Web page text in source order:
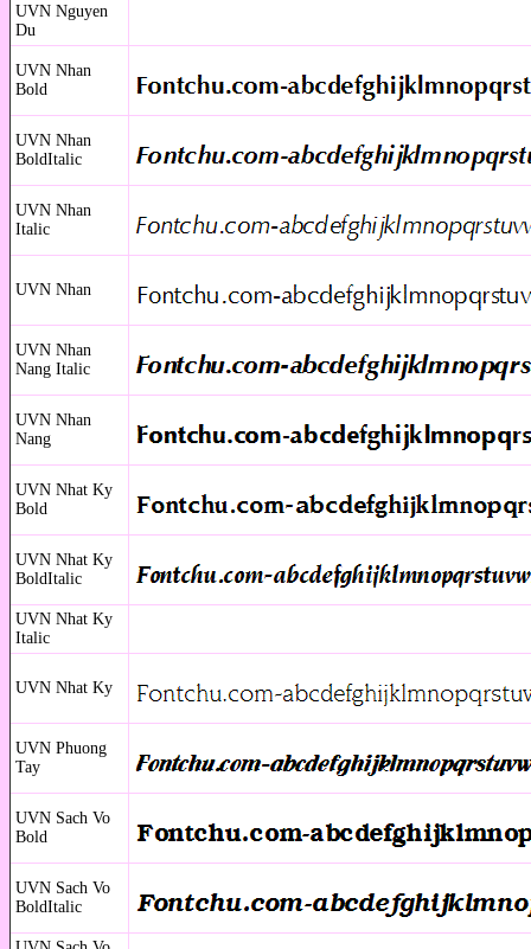
UVN Nguyen
Du
UVN Nhan
Bold
UVN Nhan
BoldItalic
UVN Nhan
Italic
UVN Nhan
UVN Nhan
Nang Italic
UVN Nhan
Nang
UVN Nhat Ky
Bold
UVN Nhat Ky
BoldItalic
UVN Nhat Ky
Italic
UVN Nhat Ky
UVN Phuong
Tay
UVN Sach Vo
Bold
UVN Sach Vo
BoldItalic